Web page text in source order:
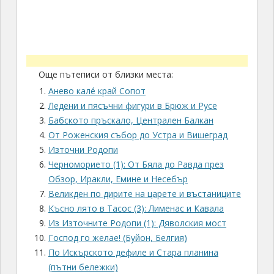
Още пътеписи от близки места:
Анево калé край Сопот
Ледени и пясъчни фигури в Брюж и Русе
Бабското пръскало, Централен Балкан
От Роженския събор до Устра и Вишеград
Източни Родопи
Черноморието (1): От Бяла до Равда през
Обзор, Иракли, Емине и Несебър
Великден по дирите на царете и въстаниците
Късно лято в Тасос (3): Лименас и Кавала
Из Източните Родопи (1): Дяволския мост
Господ го желае! (Буйон, Белгия)
По Искърското дефиле и Стара планина
(пътни бележки)